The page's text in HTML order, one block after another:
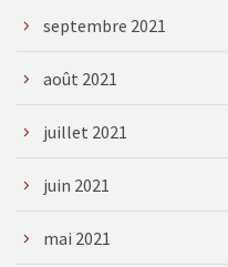
septembre 2021
août 2021
juillet 2021
juin 2021
mai 2021